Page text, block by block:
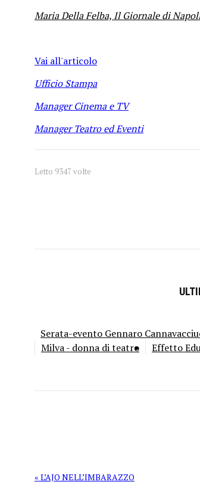
Maria Della Felba, Il Giornale di
Vai all'articolo
Ufficio Stampa
Manager Cinema e TV
Manager Teatro ed Eventi
Letto 9347 volte
Serata-evento Gennaro
Milva - donna di teatro
Effetto
« L’AJO NELL’IMBARAZZO